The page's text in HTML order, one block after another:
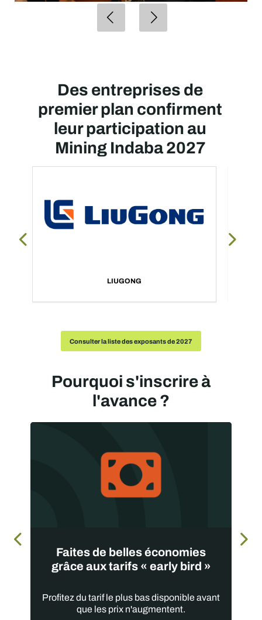
Des entreprises de
premier plan confirment
leur participation au
Mining Indaba 2027
LIUGONG
Consulter la liste des exposants de 2027
Pourquoi s'inscrire à
l'avance ?
Faites de belles économies
grâce aux tarifs « early bird »
Profitez du tarif le plus bas disponible avant
que les prix n'augmentent.